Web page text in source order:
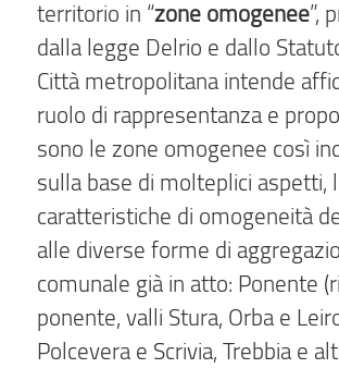
territorio in “zone omogenee”,
dalla legge Delrio e dallo
Città metropolitana intende
ruolo di rappresentanza e
sono le zone omogenee così
sulla base di molteplici aspetti,
caratteristiche di omogeneità
alle diverse forme di
comunale già in atto: Ponente
ponente, valli Stura, Orba e
Polcevera e Scrivia, Trebbia e